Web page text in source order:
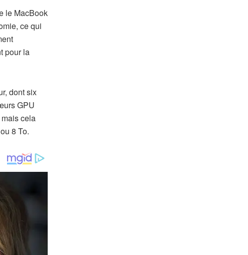
le MacBook
ce qui
pour la
dont six
GPU
cela
8 To.